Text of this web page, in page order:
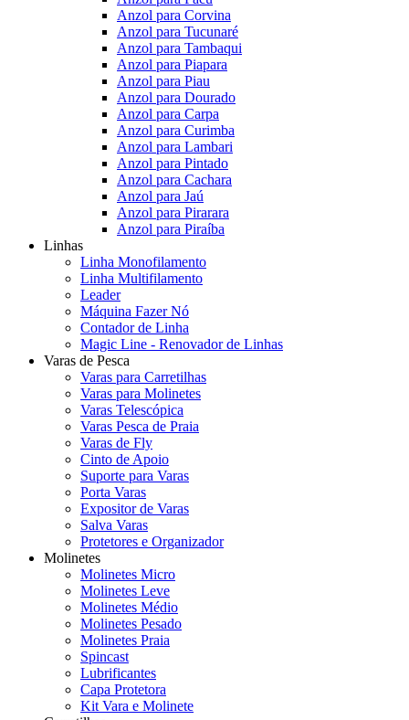
Anzol para Corvina
Anzol para Tucunaré
Anzol para Tambaqui
Anzol para Piapara
Anzol para Piau
Anzol para Dourado
Anzol para Carpa
Anzol para Curimba
Anzol para Lambari
Anzol para Pintado
Anzol para Cachara
Anzol para Jaú
Anzol para Pirarara
Anzol para Piraíba
Linhas
Linha Monofilamento
Linha Multifilamento
Leader
Máquina Fazer Nó
Contador de Linha
Magic Line - Renovador de Linhas
Varas de Pesca
Varas para Carretilhas
Varas para Molinetes
Varas Telescópica
Varas Pesca de Praia
Varas de Fly
Cinto de Apoio
Suporte para Varas
Porta Varas
Expositor de Varas
Salva Varas
Protetores e Organizador
Molinetes
Molinetes Micro
Molinetes Leve
Molinetes Médio
Molinetes Pesado
Molinetes Praia
Spincast
Lubrificantes
Capa Protetora
Kit Vara e Molinete